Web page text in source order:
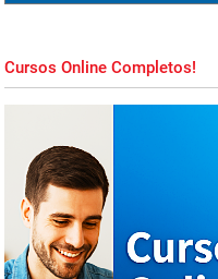
Cursos Online Completos!